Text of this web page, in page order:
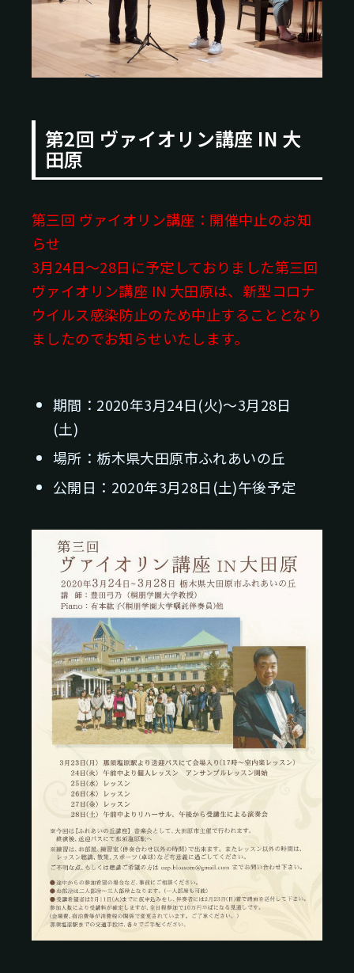
第2回 ヴァイオリン講座 IN 大
田原
第三回 ヴァイオリン講座：開催中止のお知
らせ
3月24日～28日に予定しておりました第三回
ヴァイオリン講座 IN 大田原は、新型コロナ
ウイルス感染防止のため中止することとなり
ましたのでお知らせいたします。
期間：2020年3月24日(火)～3月28日
(土)
場所：栃木県大田原市ふれあいの丘
公開日：2020年3月28日(土)午後予定